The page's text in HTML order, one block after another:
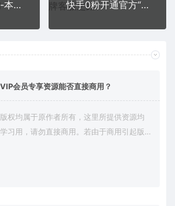
2023抖音团购-本地同城生活运营策略 当下如火如荼的赛道·实体店该何去何从
快手0粉开通官方“磁力聚星”小铃铛，0基础0费用实操无人直播“软件拉新”
会员专享资源能否直接商用？
权均属于原作者所有，这里所提供资源均
习用，请勿直接商用。若由于商用引起版